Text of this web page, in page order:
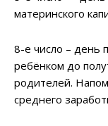
материнского
8-е число – день
ребёнком до
родителей.
среднего